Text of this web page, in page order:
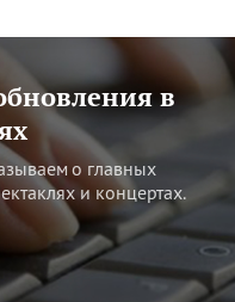
в
о главных
и концертах.